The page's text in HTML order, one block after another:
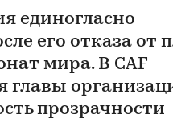
единогласно
его отказа от
мира. В CAF
главы
прозрачности